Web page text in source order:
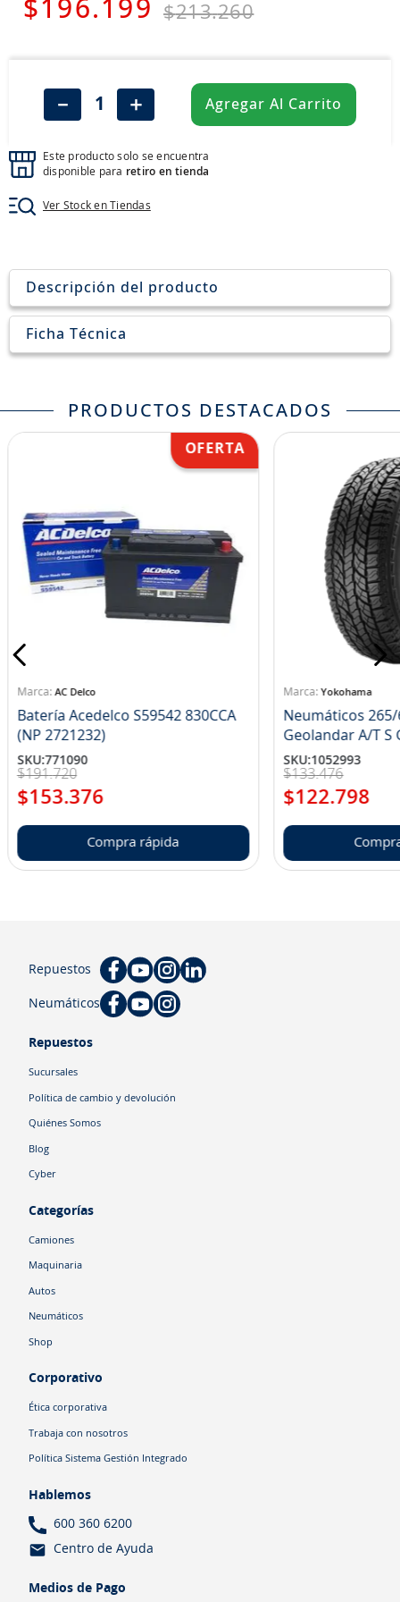
$196. 199 $213.260
＋
－ Agregar Al Carrito
Este producto solo se encuentra
disponible para retiro en tienda
Ver Stock en Tiendas
Descripción del producto
Ficha Técnica
PRODUCTOS DESTACADOS
AC Delco
Batería Acedelco S59542 830CCA
(NP 2721232)
SKU:771090
$191.720
$153.376
Compra rápida
Yokohama
Neumáticos 265/
SKU:1052993
$133.476
$122.798
Repuestos
Neumáticos
Repuestos
Sucursales
Política de cambio y devolución
Quiénes Somos
Blog
Cyber
Categorías
Camiones
Maquinaria
Autos
Neumáticos
Shop
Corporativo
Ética corporativa
Trabaja con nosotros
Política Sistema Gestión Integrado
Hablemos
600 360 6200
Centro de Ayuda
Medios de Pago
7.
jockey
john deere